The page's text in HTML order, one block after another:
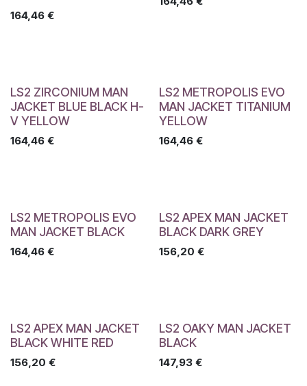
164,46 €
LS2 ZIRCONIUM MAN
JACKET BLUE BLACK H-
V YELLOW
164,46 €
LS2 METROPOLIS EVO
MAN JACKET TITANIUM
YELLOW
164,46€
LS2 METROPOLIS EVO
MAN JACKET BLACK
164,46 €
LS2 APEX MAN JACKET
BLACK DARK GREY
156,20 €
LS2 APEX MAN JACKET
BLACK WHITE RED
156,20 €
LS2 OAKY MAN JACKET
BLACK
147,93€